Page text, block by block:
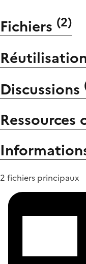
Fichiers (2)
Discussions
Ressources
2 fichiers principaux